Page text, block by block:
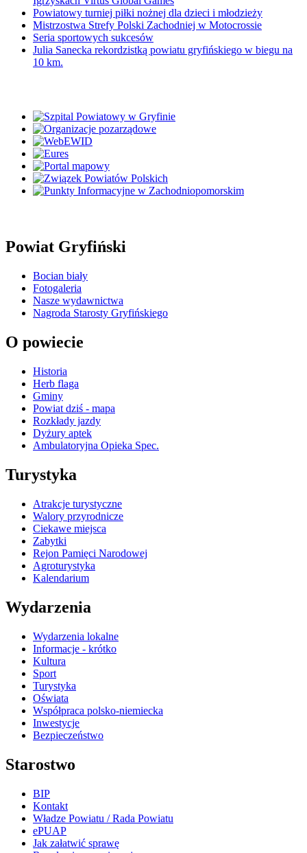
Powiatowy turniej piłki nożnej dla dzieci i młodzieży
Mistrzostwa Strefy Polski Zachodniej w Motocrossie
Seria sportowych sukcesów
Julia Sanecka rekordzistką powiatu gryfińskiego w biegu na
10 km.
Powiat Gryfiński
Bocian biały
Fotogaleria
Nasze wydawnictwa
Nagroda Starosty Gryfińskiego
O powiecie
Historia
Herb flaga
Gminy
Powiat dziś - mapa
Rozkłady jazdy
Dyżury aptek
Ambulatoryjna Opieka Spec.
Turystyka
Atrakcje turystyczne
Walory przyrodnicze
Ciekawe miejsca
Zabytki
Rejon Pamięci Narodowej
Agroturystyka
Kalendarium
Wydarzenia
Wydarzenia lokalne
Informacje - krótko
Kultura
Sport
Turystyka
Oświata
Współpraca polsko-niemiecka
Inwestycje
Bezpieczeństwo
Starostwo
BIP
Kontakt
Władze Powiatu / Rada Powiatu
ePUAP
Jak załatwić sprawę